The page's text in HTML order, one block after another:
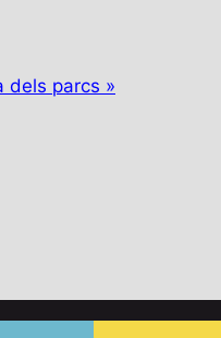
dels parcs »